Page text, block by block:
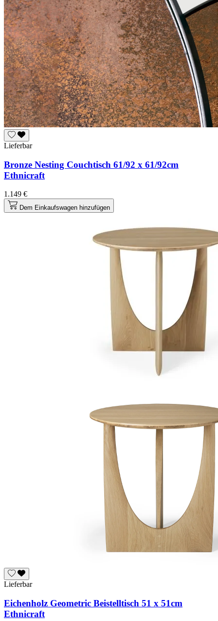
Lieferbar
Bronze Nesting Couchtisch 61/92 x 61/92cm
Ethnicraft
1.149 €
Dem Einkaufswagen hinzufügen
Lieferbar
Eichenholz Geometric Beistelltisch 51 x 51cm
Ethnicraft